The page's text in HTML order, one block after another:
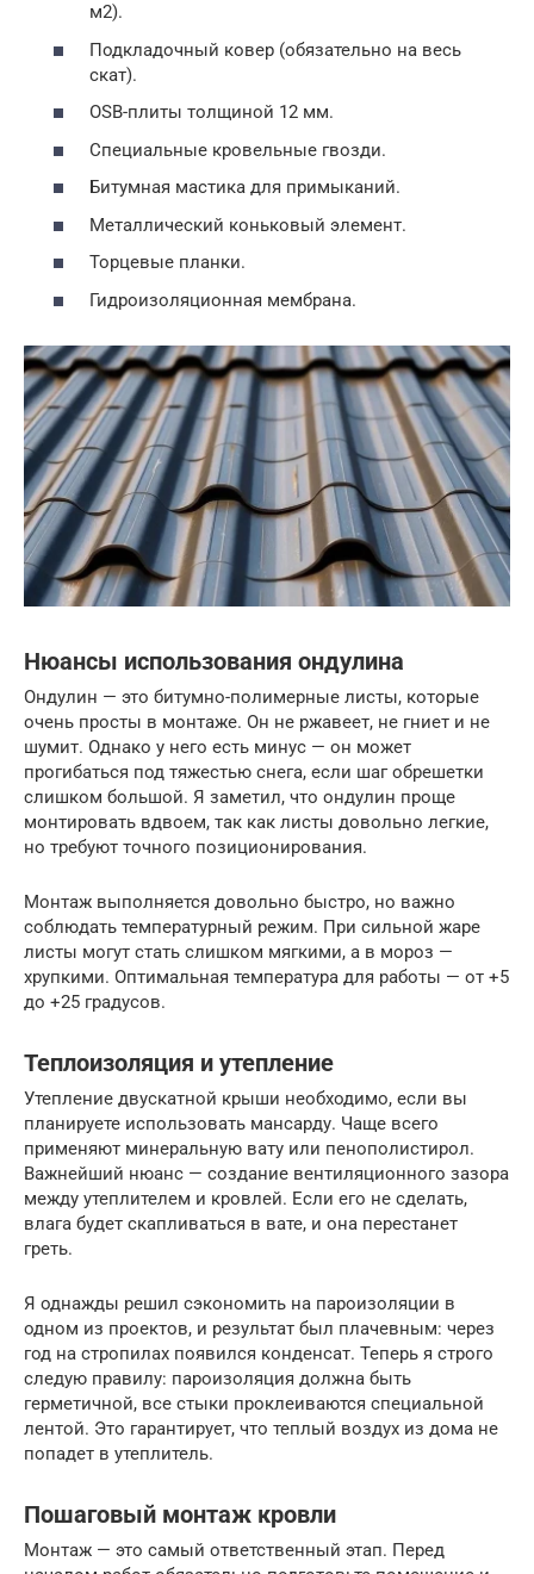
м2).
Подкладочный ковер (обязательно на весь
скат).
OSB-плиты толщиной 12 мм.
Специальные кровельные гвозди.
Битумная мастика для примыканий.
Металлический коньковый элемент.
Торцевые планки.
Гидроизоляционная мембрана.
Нюансы использования ондулина
Ондулин — это битумно-полимерные листы, которые
очень просты в монтаже. Он не ржавеет, не гниет и не
шумит. Однако у него есть минус — он может
прогибаться под тяжестью снега, если шаг обрешетки
слишком большой. Я заметил, что ондулин проще
монтировать вдвоем, так как листы довольно легкие,
но требуют точного позиционирования.
Монтаж выполняется довольно быстро, но важно
соблюдать температурный режим. При сильной жаре
листы могут стать слишком мягкими, а в мороз —
хрупкими. Оптимальная температура для работы — от +5
до +25 градусов.
Теплоизоляция и утепление
Утепление двускатной крыши необходимо, если вы
планируете использовать мансарду. Чаще всего
применяют минеральную вату или пенополистирол.
Важнейший нюанс — создание вентиляционного зазора
между утеплителем и кровлей. Если его не сделать,
влага будет скапливаться в вате, и она перестанет
греть.
Я однажды решил сэкономить на пароизоляции в
одном из проектов, и результат был плачевным: через
год на стропилах появился конденсат. Теперь я строго
следую правилу: пароизоляция должна быть
герметичной, все стыки проклеиваются специальной
лентой. Это гарантирует, что теплый воздух из дома не
попадет в утеплитель.
Пошаговый монтаж кровли
Монтаж — это самый ответственный этап. Перед